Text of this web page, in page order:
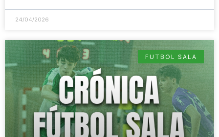
24/04/2026
FUTBOL SALA